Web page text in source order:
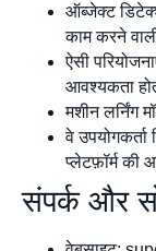
ऑब्जेक्ट
काम करने
ऐसी
आवश्यकता
मशीन लर्निंग
वे उपयोगकर्ता
प्लेटफ़ॉर्म की
संपर्क और